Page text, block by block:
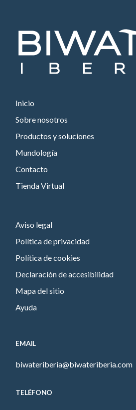
Inicio
Sobre nosotros
Productos y soluciones
Mundología
Contacto
Tienda Virtual
Aviso legal
Política de privacidad
Política de cookies
Declaración de accesibilidad
Mapa del sitio
Ayuda
EMAIL
biwateriberia@biwateriberia.com
TELÉFONO